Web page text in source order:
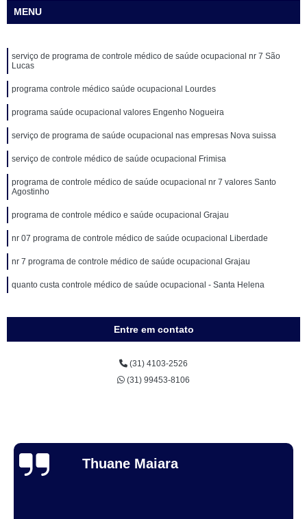
MENU
serviço de programa de controle médico de saúde ocupacional nr 7 São
Lucas
programa controle médico saúde ocupacional Lourdes
programa saúde ocupacional valores Engenho Nogueira
serviço de programa de saúde ocupacional nas empresas Nova suissa
serviço de controle médico de saúde ocupacional Frimisa
programa de controle médico de saúde ocupacional nr 7 valores Santo
Agostinho
programa de controle médico e saúde ocupacional Grajau
nr 07 programa de controle médico de saúde ocupacional Liberdade
nr 7 programa de controle médico de saúde ocupacional Grajau
quanto custa controle médico de saúde ocupacional - Santa Helena
Entre em contato
(31) 4103-2526
(31) 99453-8106
Thuane Maiara